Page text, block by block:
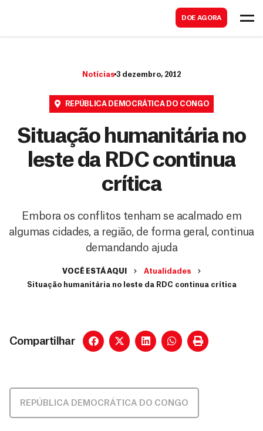
DOE AGORA
Notícias 3 dezembro, 2012
REPÚBLICA DEMOCRÁTICA DO CONGO
Situação humanitária no
leste da RDC continua
crítica
Embora os conflitos tenham se acalmado em
algumas cidades, a região, de forma geral, continua
demandando ajuda
VOCÊ ESTÁ AQUI
Atualidades
Situação humanitária no leste da RDC continua crítica
Compartilhar
REPÚBLICA DEMOCRÁTICA DO CONGO
a
r